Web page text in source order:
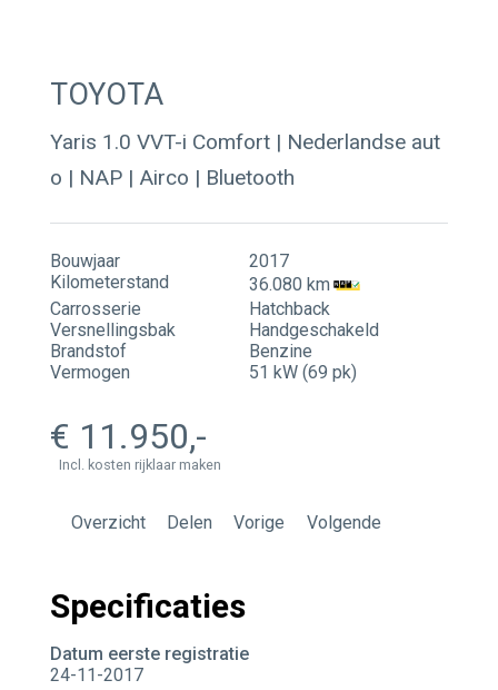
Contact
Actueel
TOYOTA
Yaris 1.0 VVT-i Comfort | Nederlandse aut
o | NAP | Airco | Bluetooth
Bouwjaar
2017
Kilometerstand
36.080 km
Carrosserie
Hatchback
Versnellingsbak
Handgeschakeld
Brandstof
Benzine
Vermogen
51 kW (69 pk)
11.950
Incl. kosten rijklaar maken
Overzicht Delen Vorige Volgende
Specificaties
Datum eerste registratie
24-11-2017